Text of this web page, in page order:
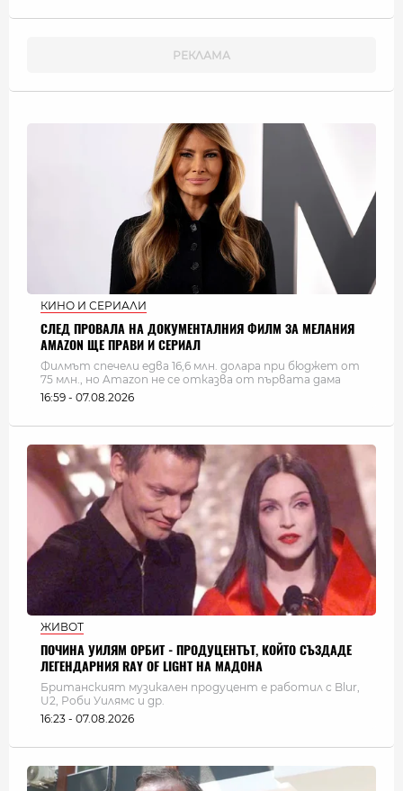
КИНО И СЕРИАЛИ
СЛЕД ПРОВАЛА НА ДОКУМЕНТАЛНИЯ ФИЛМ ЗА МЕЛАНИЯ
AMAZON ЩЕ ПРАВИ И СЕРИАЛ
Филмът спечели едва 16,6 млн. долара при бюджет от
75 млн., но Amazon не се отказва от първата дама
16:59 - 07.08.2026
ЖИВОТ
ПОЧИНА УИЛЯМ ОРБИТ - ПРОДУЦЕНТЪТ, КОЙТО СЪЗДАДЕ
ЛЕГЕНДАРНИЯ RAY OF LIGHT НА МАДОНА
Британският музикален продуцент е работил с Blur,
U2, Роби Уилямс и др.
16:23 - 07.08.2026